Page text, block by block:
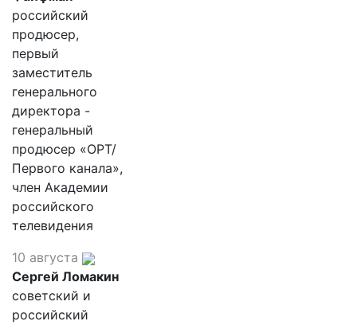
российский
продюсер,
первый
заместитель
генерального
директора -
генеральный
продюсер «ОРТ/
Первого канала»,
член Академии
российского
телевидения
10 августа
Сергей Ломакин
советский и
российский